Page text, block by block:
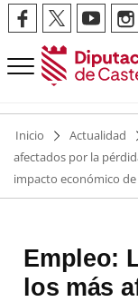
Inicio Actualidad
afectados por la
impacto económico de
Empleo:
los más